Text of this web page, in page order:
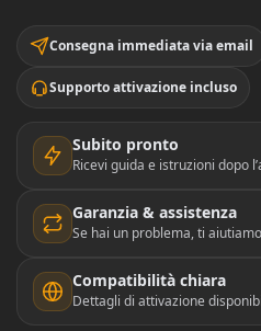
Consegna immediata via email
Supporto attivazione incluso
Subito pronto
Ricevi guida e istruzioni dopo
Garanzia & assistenza
Se hai un problema, ti
Compatibilità chiara
Dettagli di attivazione